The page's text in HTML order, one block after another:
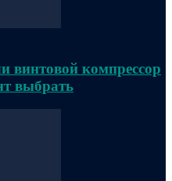
винтовой компрессор
выбрать